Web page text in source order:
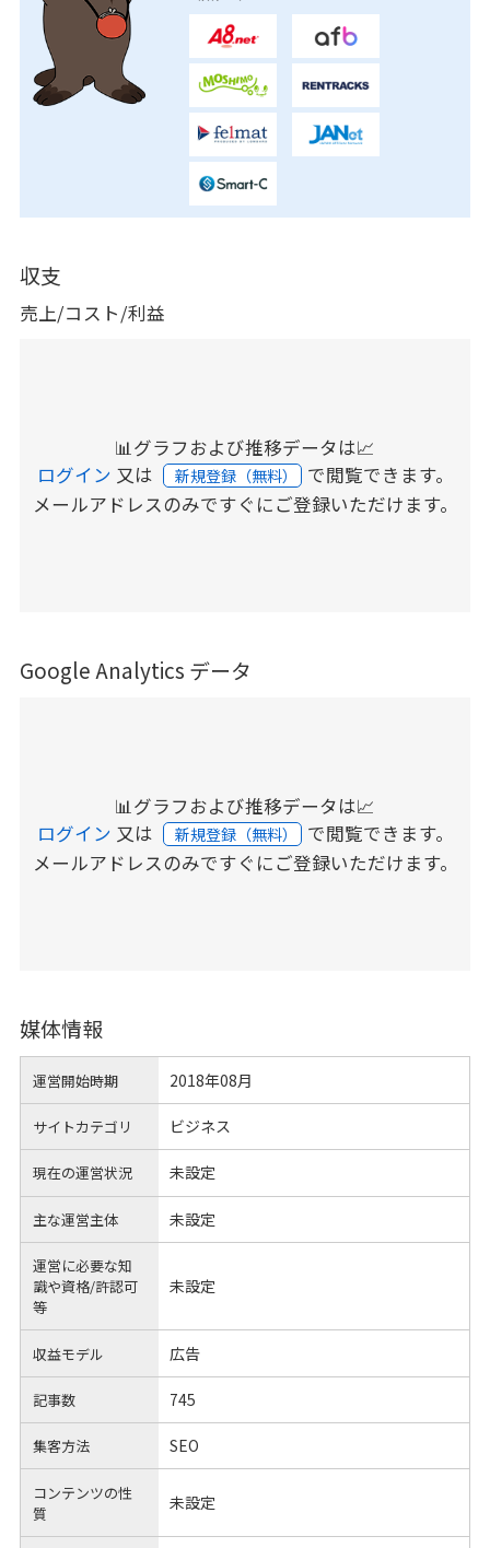
収支
売上/コスト/利益
📊グラフおよび推移データは📈
ログイン 又は 新規登録（無料） で閲覧できます。
メールアドレスのみですぐにご登録いただけます。
Google Analytics データ
📊グラフおよび推移データは📈
ログイン 又は 新規登録（無料） で閲覧できます。
メールアドレスのみですぐにご登録いただけます。
媒体情報
運営開始時期 2018年08月
サイトカテゴリ ビジネス
現在の運営状況 未設定
主な運営主体 未設定
運営に必要な知
識や資格/許認可
等
未設定
収益モデル 広告
記事数 745
集客方法 SEO
コンテンツの性
質
未設定